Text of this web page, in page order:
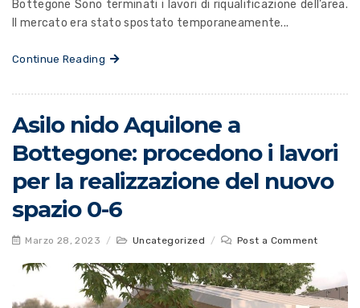
Bottegone Sono terminati i lavori di riqualificazione dell’area.
Il mercato era stato spostato temporaneamente...
Continue Reading
Asilo nido Aquilone a
Bottegone: procedono i lavori
per la realizzazione del nuovo
spazio 0-6
Marzo 28, 2023 / Uncategorized / Post a Comment